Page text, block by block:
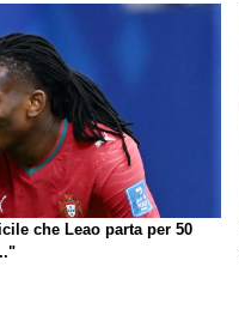
che Leao parta per 50